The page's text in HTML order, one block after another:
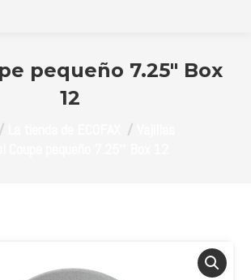
pequeño 7.25″ Box
12